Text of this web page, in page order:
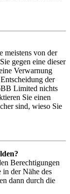
meistens von der
gegen eine dieser
Verwarnung
der
Limited nichts
Sie einen
sind, wieso Sie
Berechtigungen
in der Nähe des
dann durch die